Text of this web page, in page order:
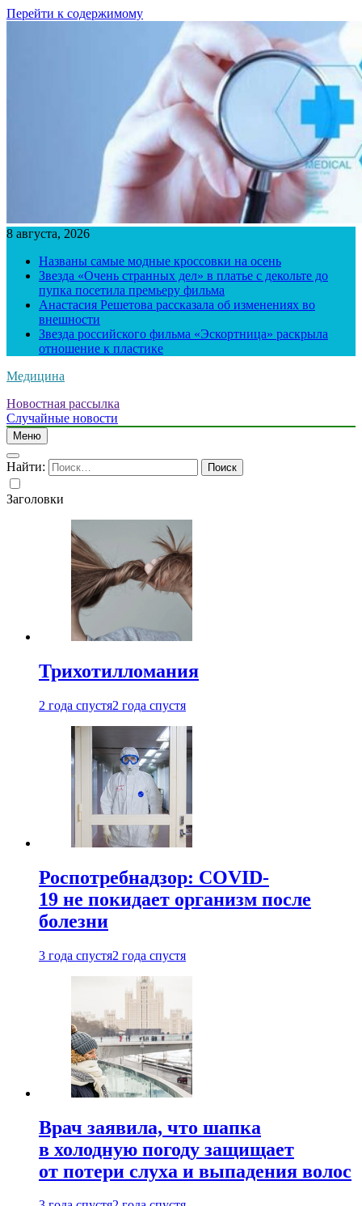
Перейти к содержимому
8 августа, 2026
Названы самые модные кроссовки на осень
Звезда «Очень странных дел» в платье с декольте до
пупка посетила премьеру фильма
Анастасия Решетова рассказала об изменениях во
внешности
Звезда российского фильма «Эскортница» раскрыла
отношение к пластике
Медицина
Новостная рассылка
Случайные новости
Меню
Найти:
Заголовки
Трихотилломания
2 года спустя2 года спустя
Роспотребнадзор: COVID-
19 не покидает организм после
болезни
3 года спустя2 года спустя
Врач заявила, что шапка
в холодную погоду защищает
от потери слуха и выпадения волос